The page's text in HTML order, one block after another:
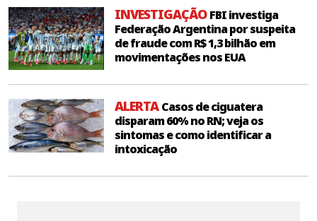
INVESTIGAÇÃOFBI investiga
Federação Argentina por suspeita
de fraude com R$ 1,3 bilhão em
movimentações nos EUA
ALERTACasos de ciguatera
disparam 60% no RN; veja os
sintomas e como identificar a
intoxicação